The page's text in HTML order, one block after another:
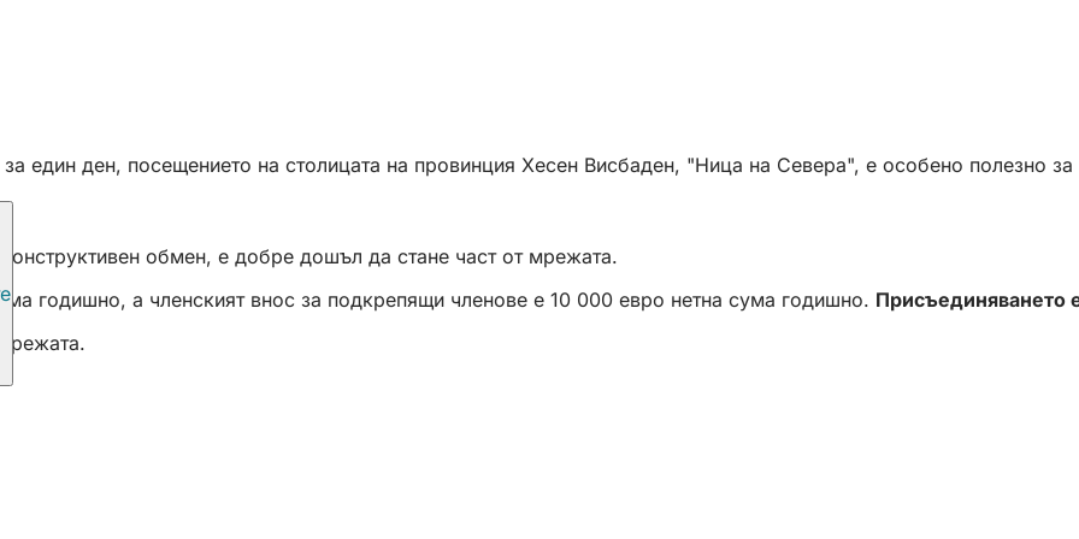
един ден, посещението на столицата на провинция Хесен Висбаден, "Ница на Севера", е особено полезно за
обмен, е добре дошъл да стане част от мрежата.
годишно, а членският внос за подкрепящи членове е 10 000 евро нетна сума годишно. Присъединяването